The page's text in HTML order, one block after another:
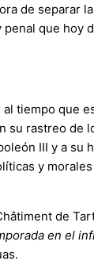
de separar
que hoy
tiempo que
su rastreo de
III y a su
y
de
en el